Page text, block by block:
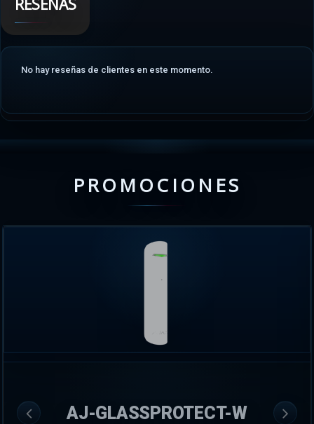
RESEÑAS
No hay reseñas de clientes en este momento.
PROMOCIONES
AJ-GLASSPROTECT-W